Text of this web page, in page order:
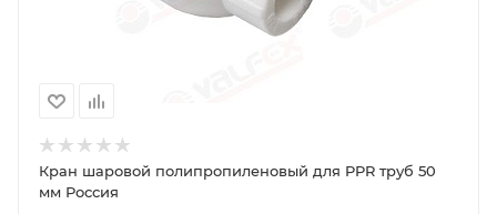
Кран шаровой полипропиленовый для PPR труб 50
мм Россия